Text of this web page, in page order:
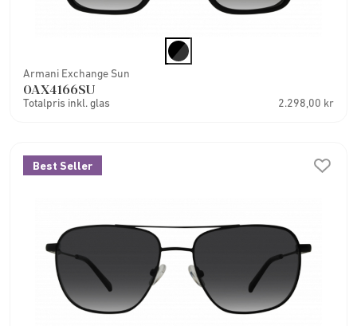
Armani Exchange Sun
0AX4166SU
Totalpris inkl. glas 2.298,00 kr
Best Seller